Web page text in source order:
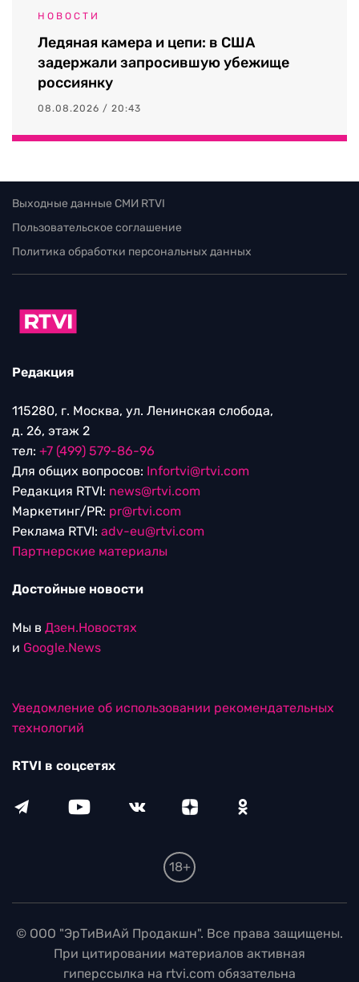
НОВОСТИ
Ледяная камера и цепи: в США
задержали запросившую убежище
россиянку
08.08.2026 / 20:43
Выходные данные СМИ RTVI
Пользовательское соглашение
Политика обработки персональных данных
Редакция
115280, г. Москва, ул. Ленинская слобода,
д. 26, этаж 2
тел: +7 (499) 579-86-96
Для общих вопросов: Infortvi@rtvi.com
Редакция RTVI: news@rtvi.com
Маркетинг/PR: pr@rtvi.com
Реклама RTVI: adv-eu@rtvi.com
Партнерские материалы
Достойные новости
Мы в Дзен.Новостях
и Google.News
Уведомление об использовании рекомендательных
технологий
RTVI в соцсетях
18+
© ООО "ЭрТиВиАй Продакшн". Все права защищены.
При цитировании материалов активная
гиперссылка на rtvi.com обязательна